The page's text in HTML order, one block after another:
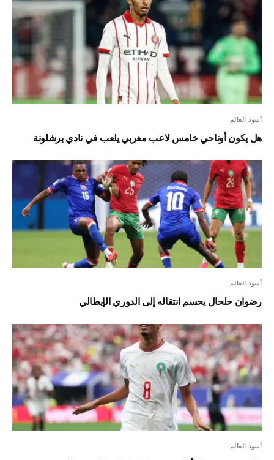
أسود العالم
هل يكون أوناحي خامس لاعب مغربي يلعب في نادي برشلونة
أسود العالم
رضوان حلحال يحسم انتقاله إلى الدوري الإيطالي
أسود العالم